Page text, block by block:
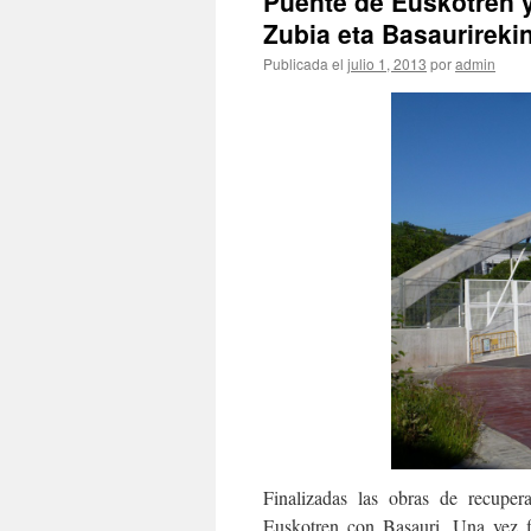
Zubia eta
Publicada el julio 1, 2013 poradmin
Finalizadas las obras de
Euskotren con Basauri. Una vez